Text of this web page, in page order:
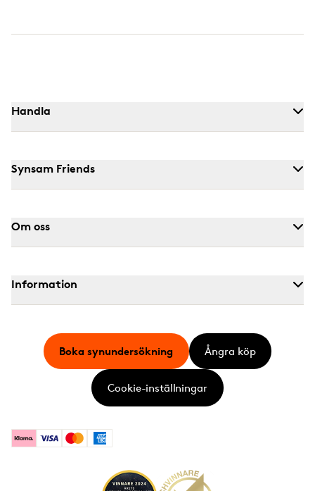
Handla
Synsam Friends
Om oss
Information
KlarnaVisa MastercardAmerican Express
Boka synundersökning Ångra köp
Cookie-inställningar